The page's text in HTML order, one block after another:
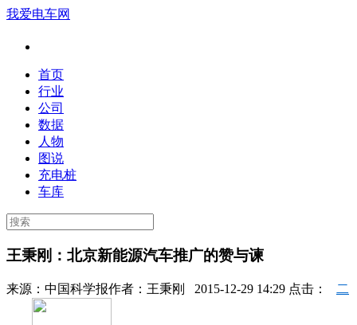
我爱电车网
首页
行业
公司
数据
人物
图说
充电桩
车库
王秉刚：北京新能源汽车推广的赞与谏
来源： 中国科学报作者： 王秉刚 2015-12-29 14:29 点击： 二